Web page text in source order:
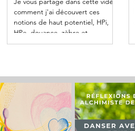
comment j'ai découvert ces
notions de haut potentiel, HPi,
HPe, douance, zèbre et
comment cela a changé...